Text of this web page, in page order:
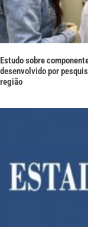
Estudo sobre
desenvolvido por
região